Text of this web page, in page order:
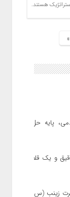
هستند.
پایه حل
و یک قلم
زینب (س)